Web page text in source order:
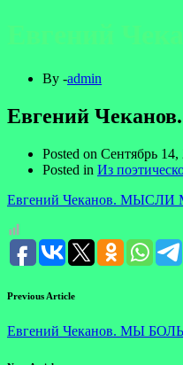
By -admin
Евгений
Posted on Сентябрь 14,
Posted in Из
Евгений Чеканов. МЫСЛИ
Previous Article
Евгений Чеканов. МЫ